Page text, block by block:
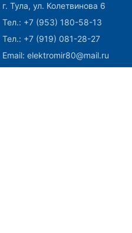
г. Тула, ул. Колетвинова 6
Тел.: +7 (953) 180-58-13
Тел.: +7 (919) 081-28-27
Email: elektromir80@mail.ru